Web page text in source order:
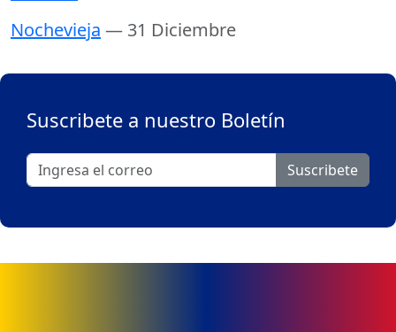
Nochevieja — 31 Diciembre
Suscribete a nuestro Boletín
Suscribete